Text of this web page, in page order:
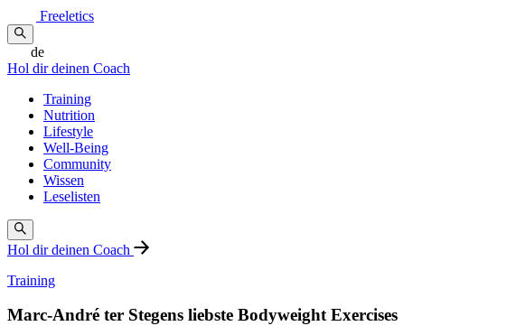
Freeletics
de
Hol dir deinen Coach
Training
Nutrition
Lifestyle
Well-Being
Community
Wissen
Leselisten
Hol dir deinen Coach
Training
Marc-André ter Stegens liebste Bodyweight Exercises